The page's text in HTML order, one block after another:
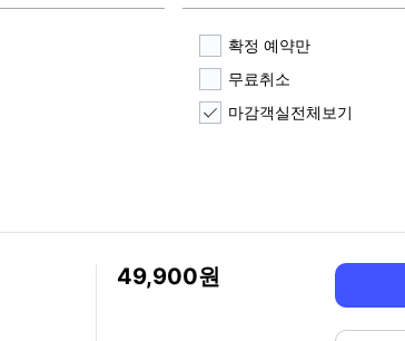
확정 예약만
무료취소
마감객실전체보기
49,900